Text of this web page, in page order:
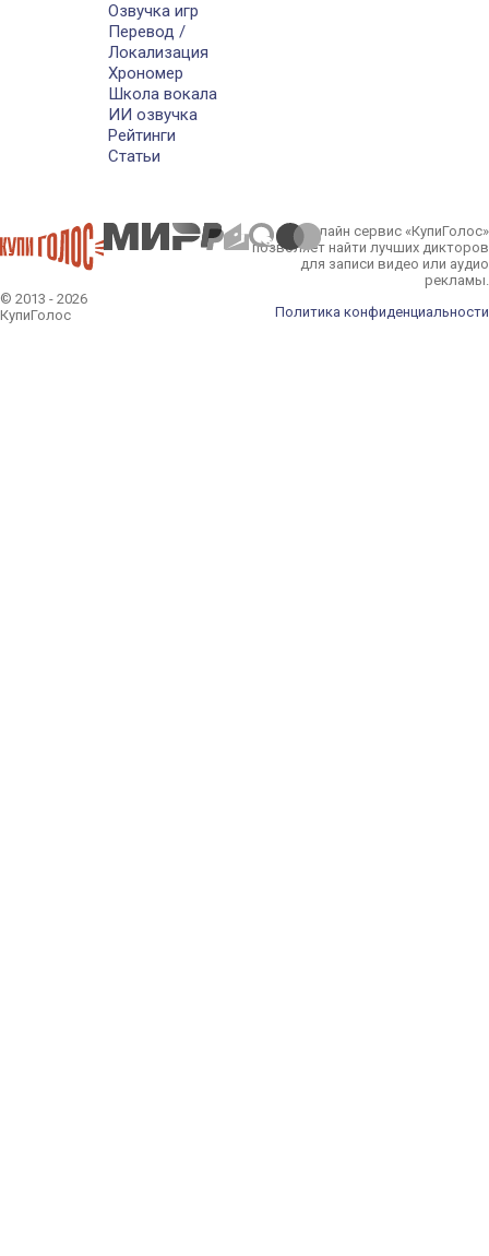
Озвучка игр
Перевод /
Локализация
Хрономер
Школа вокала
ИИ озвучка
Рейтинги
Статьи
© 2013 - 2026
КупиГолос
Онлайн сервис «КупиГолос»
позволяет найти лучших дикторов
для записи видео или аудио
рекламы.
Политика конфиденциальности